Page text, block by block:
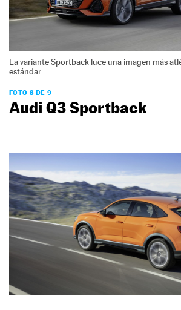
La variante Sportback luce una imagen más
estándar.
FOTO 8 DE 9
Audi Q3 Sportback